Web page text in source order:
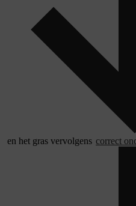
en het gras vervolgens correct